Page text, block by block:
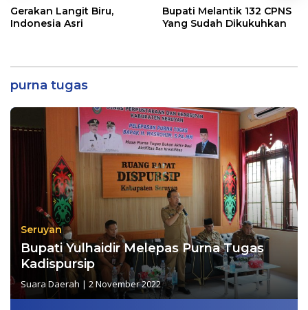
Gerakan Langit Biru,
Indonesia Asri
Bupati Melantik 132 CPNS
Yang Sudah Dikukuhkan
purna tugas
Seruyan
Bupati Yulhaidir Melepas Purna Tugas
Kadispursip
Suara Daerah | 2 November 2022